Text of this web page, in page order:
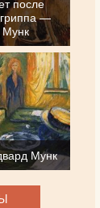
после
гриппа —
Мунк